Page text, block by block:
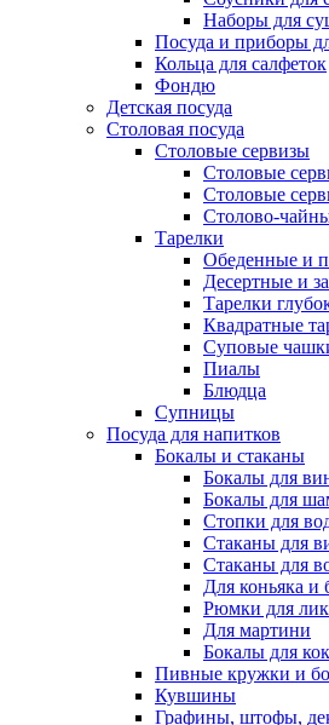
Наборы для
Посуда и приборы
Кольца для салфеток
Фондю
Детская посуда
Столовая посуда
Столовые сервизы
Столовые
Столовые
Столово-
Тарелки
Обеденные и
Десертные и
Тарелки
Квадратные
Суповые
Пиалы
Блюдца
Супницы
Посуда для напитков
Бокалы и стаканы
Бокалы для
Бокалы для
Стопки для
Стаканы для
Стаканы для
Для коньяка и
Рюмки для
Для мартини
Бокалы для
Пивные кружки и
Кувшины
Графины, штофы,